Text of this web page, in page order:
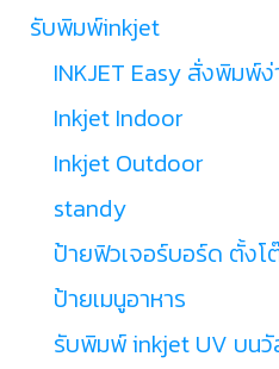
รับพิมพ์inkjet
INKJET Easy สั่งพิมพ์
Inkjet Indoor
Inkjet Outdoor
standy
ป้ายฟิวเจอร์บอร์ด ตั้งโ
ป้ายเมนูอาหาร
รับพิมพ์ inkjet UV บน